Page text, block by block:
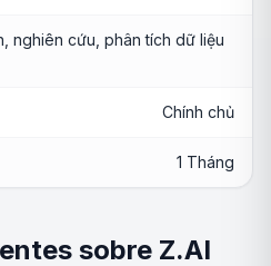
nghiên cứu, phân tích dữ liệu
Chính chủ
1 Tháng
sobre Z.AI